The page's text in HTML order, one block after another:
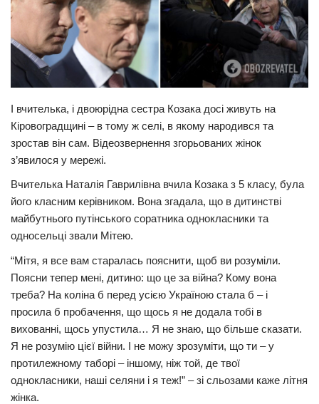
Наука
Технології
Історії
Рецепти
Привітання
Здоров’я
Події
Кримінал
Трагедії
Курйози
Суспільство
Культура
Шоу-біз
#Війна
І вчителька, і двоюрідна сестра Козака досі живуть на
Кіровоградщині – в тому ж селі, в якому народився та
зростав він сам. Відеозвернення згорьованих жінок
з’явилося у мережі.
Вчителька Наталія Гаврилівна вчила Козака з 5 класу, була
його класним керівником. Вона згадала, що в дитинстві
майбутнього путінського соратника однокласники та
односельці звали Мітею.
“Мітя, я все вам старалась пояснити, щоб ви розуміли.
Поясни тепер мені, дитино: що це за війна? Кому вона
треба? На коліна б перед усією Україною стала б – і
просила б пробачення, що щось я не додала тобі в
вихованні, щось упустила… Я не знаю, що більше сказати.
Я не розумію цієї війни. І не можу зрозуміти, що ти – у
протилежному таборі – іншому, ніж той, де твої
однокласники, наші селяни і я теж!” – зі сльозами каже літня
жінка.